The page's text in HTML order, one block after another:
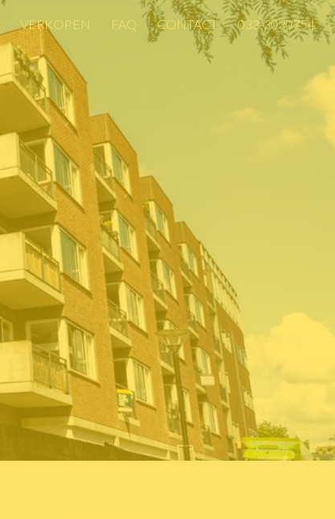
VERKOPEN FAQ CONTACT 033-3030754
VERKOPEN FAQ CONTACT 033-3030754